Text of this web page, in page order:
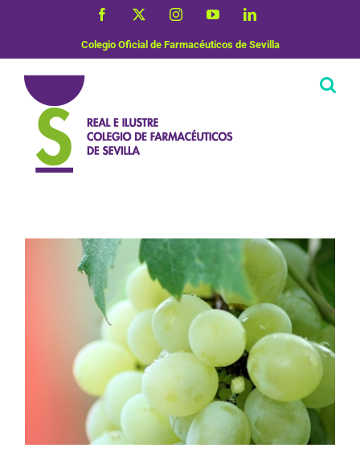
Facebook InstagramYouTubeLinkedIn
Colegio Oficial de Farmacéuticos de Sevilla
Nutrición y Dietética